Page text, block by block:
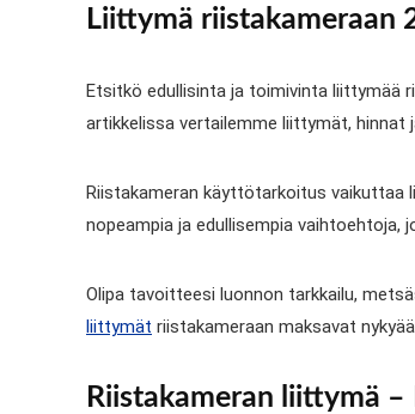
Liittymä riistakameraan
Etsitkö edullisinta ja toimivinta liittymää
artikkelissa vertailemme liittymät, hinnat
Riistakameran käyttötarkoitus vaikuttaa
nopeampia ja edullisempia vaihtoehtoja,
Olipa tavoitteesi luonnon tarkkailu,
liittymät riistakameraan maksavat
Riistakameran liittymä